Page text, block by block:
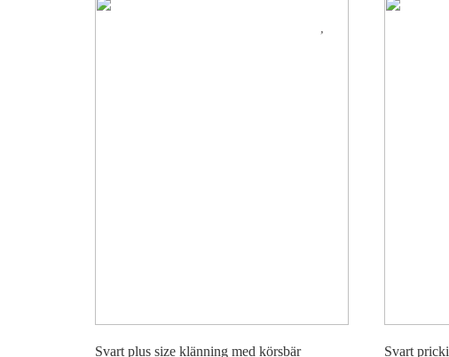
Svart plus size klänning med körsbär
Svart